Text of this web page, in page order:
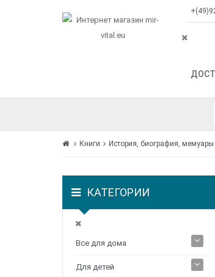
Книги История, биография, мемуары
КАТЕГОРИИ
Все для дома
Для детей